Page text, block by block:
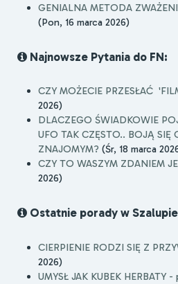
GENIALNA METODA
(Pon, 16 marca 2026)
Najnowsze Pytania do FN:
CZY MOŻECIE PRZESŁAĆ
2026)
DLACZEGO ŚWIADKOWIE
UFO TAK CZĘSTO.. BOJĄ
ZNAJOMYM? (Śr, 18 marca
CZY TO WASZYM ZDANIEM
2026)
Ostatnie porady w
CIERPIENIE RODZI SIĘ Z
2026)
UMYSŁ JAK KUBEK HERBATY